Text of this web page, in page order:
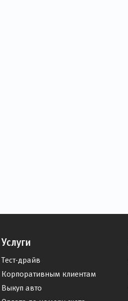
Услуги
Тест-драйв
Корпоративным клиентам
Выкуп авто